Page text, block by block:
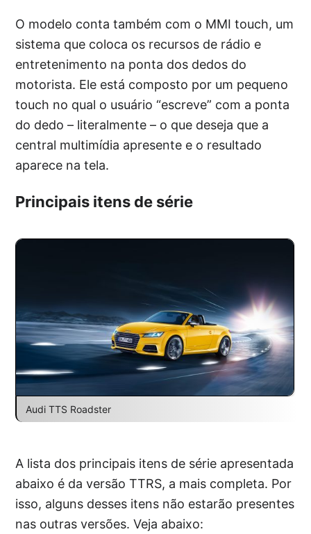
O modelo conta também com o MMI touch, um
sistema que coloca os recursos de rádio e
entretenimento na ponta dos dedos do
motorista. Ele está composto por um pequeno
touch no qual o usuário “escreve” com a ponta
do dedo – literalmente – o que deseja que a
central multimídia apresente e o resultado
aparece na tela.
Principais itens de série
Audi TTS Roadster
A lista dos principais itens de série apresentada
abaixo é da versão TTRS, a mais completa. Por
isso, alguns desses itens não estarão presentes
nas outras versões. Veja abaixo: